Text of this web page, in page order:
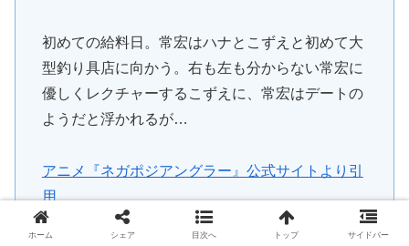
初めての給料日。常宏はハナとこずえと初めて大
型釣り具店に向かう。右も左も分からない常宏に
優しくレクチャーするこずえに、常宏はデートの
ようだと浮かれるが…
アニメ『ネガポジアングラー』公式サイトより引
用
ホーム シェア 目次へ トップ サイドバー